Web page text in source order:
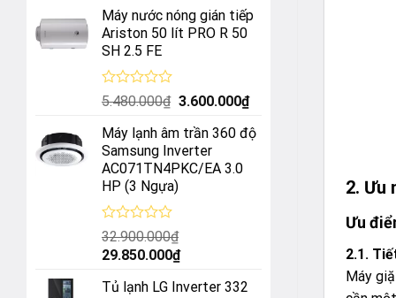
hạng
0
5
sao
Máy nước nóng gián tiếp
Ariston 50 lít PRO R 50
SH 2.5 FE
Được
hạng
0
5
sao
5.480.000₫ Giá
là:
5.480.000₫.
3.600.000₫Giá
tại
Máy lạnh âm trần 360 độ
Samsung Inverter
AC071TN4PKC/EA 3.0
HP (3 Ngựa)
Được
xếp
hạng
5
32.900.000₫
Giá
là:
29.850.000₫Giá
tại
Tủ lạnh LG Inverter 332
2. Ưu
Ưu
2.1.
Máy